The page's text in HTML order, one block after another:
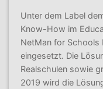
Unter dem Label
Know-How im
NetMan for Schools
eingesetzt. Die
Realschulen sowie
2019 wird die